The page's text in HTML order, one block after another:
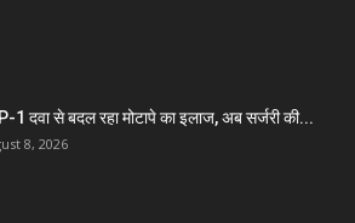
1 दवा से बदल रहा मोटापे का इलाज, अब सर्जरी की...
8, 2026